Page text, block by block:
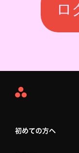
ロ
Asana
初めての方へ